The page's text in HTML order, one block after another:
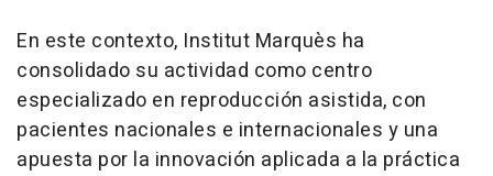
En este contexto, Institut Marquès ha
consolidado su actividad como centro
especializado en reproducción asistida, con
pacientes nacionales e internacionales y una
apuesta por la innovación aplicada a la práctica